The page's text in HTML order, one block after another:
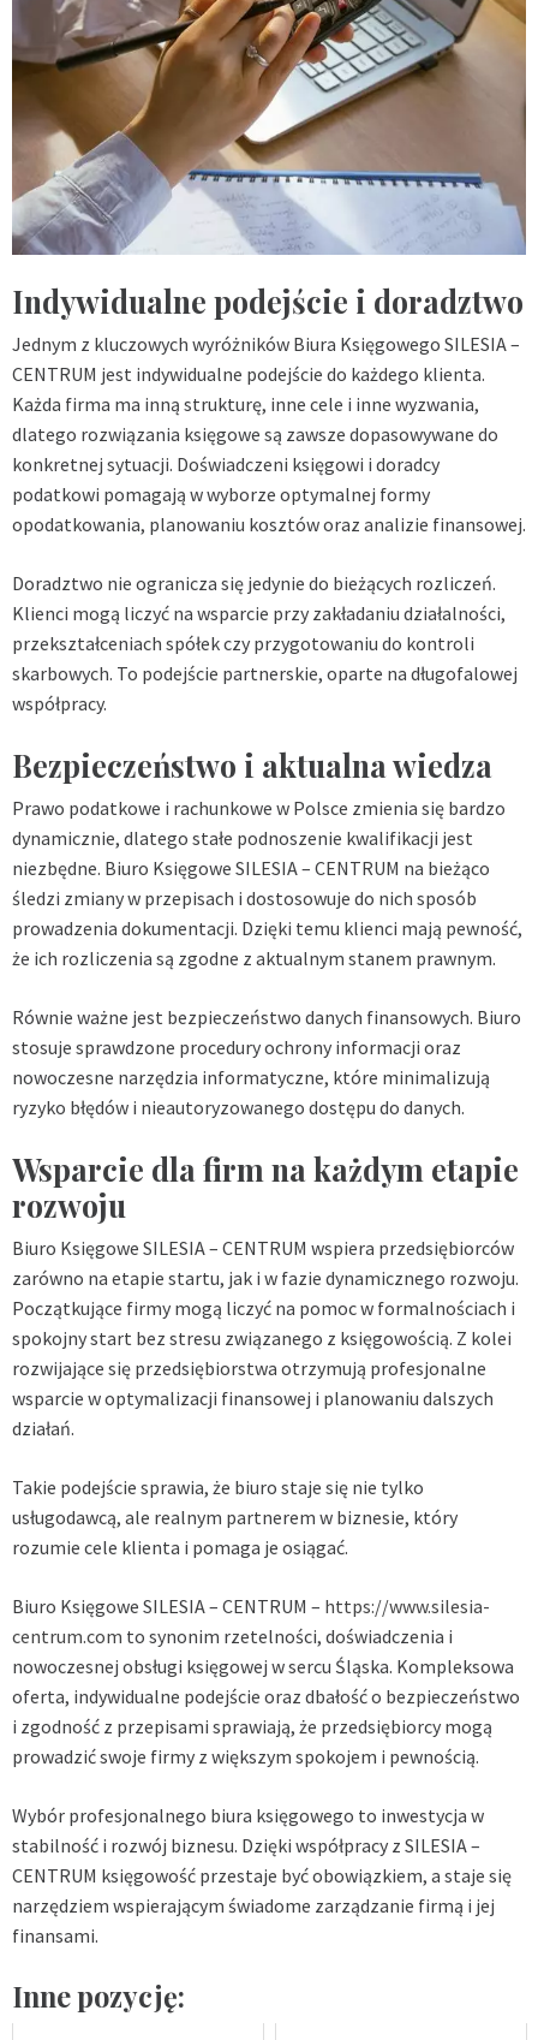
Indywidualne podejście i doradztwo
Jednym z kluczowych wyróżników Biura Księgowego SILESIA –
CENTRUM jest indywidualne podejście do każdego klienta.
Każda firma ma inną strukturę, inne cele i inne wyzwania,
dlatego rozwiązania księgowe są zawsze dopasowywane do
konkretnej sytuacji. Doświadczeni księgowi i doradcy
podatkowi pomagają w wyborze optymalnej formy
opodatkowania, planowaniu kosztów oraz analizie finansowej.
Doradztwo nie ogranicza się jedynie do bieżących rozliczeń.
Klienci mogą liczyć na wsparcie przy zakładaniu działalności,
przekształceniach spółek czy przygotowaniu do kontroli
skarbowych. To podejście partnerskie, oparte na długofalowej
współpracy.
Bezpieczeństwo i aktualna wiedza
Prawo podatkowe i rachunkowe w Polsce zmienia się bardzo
dynamicznie, dlatego stałe podnoszenie kwalifikacji jest
niezbędne. Biuro Księgowe SILESIA – CENTRUM na bieżąco
śledzi zmiany w przepisach i dostosowuje do nich sposób
prowadzenia dokumentacji. Dzięki temu klienci mają pewność,
że ich rozliczenia są zgodne z aktualnym stanem prawnym.
Równie ważne jest bezpieczeństwo danych finansowych. Biuro
stosuje sprawdzone procedury ochrony informacji oraz
nowoczesne narzędzia informatyczne, które minimalizują
ryzyko błędów i nieautoryzowanego dostępu do danych.
Wsparcie dla firm na każdym etapie
rozwoju
Biuro Księgowe SILESIA – CENTRUM wspiera przedsiębiorców
zarówno na etapie startu, jak i w fazie dynamicznego rozwoju.
Początkujące firmy mogą liczyć na pomoc w formalnościach i
spokojny start bez stresu związanego z księgowością. Z kolei
rozwijające się przedsiębiorstwa otrzymują profesjonalne
wsparcie w optymalizacji finansowej i planowaniu dalszych
działań.
Takie podejście sprawia, że biuro staje się nie tylko
usługodawcą, ale realnym partnerem w biznesie, który
rozumie cele klienta i pomaga je osiągać.
Biuro Księgowe SILESIA – CENTRUM – https://www.silesia-
centrum.com to synonim rzetelności, doświadczenia i
nowoczesnej obsługi księgowej w sercu Śląska. Kompleksowa
oferta, indywidualne podejście oraz dbałość o bezpieczeństwo
i zgodność z przepisami sprawiają, że przedsiębiorcy mogą
prowadzić swoje firmy z większym spokojem i pewnością.
Wybór profesjonalnego biura księgowego to inwestycja w
stabilność i rozwój biznesu. Dzięki współpracy z SILESIA –
CENTRUM księgowość przestaje być obowiązkiem, a staje się
narzędziem wspierającym świadome zarządzanie firmą i jej
finansami.
Inne pozycję: